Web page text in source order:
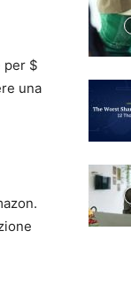
per $
una